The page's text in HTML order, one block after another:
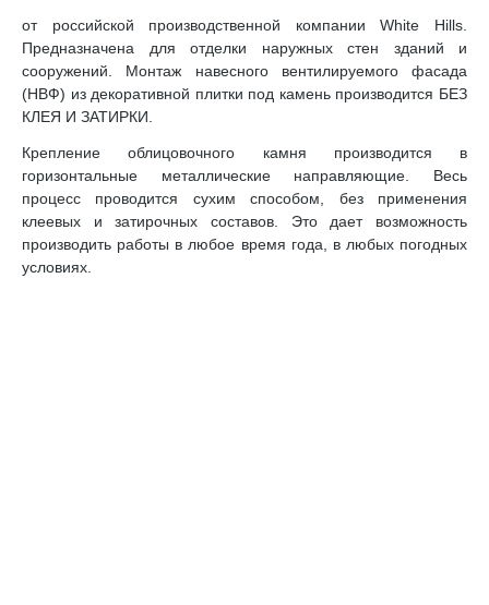
от российской производственной компании White Hills.
Предназначена для отделки наружных стен зданий и
сооружений. Монтаж навесного вентилируемого фасада
(НВФ) из декоративной плитки под камень производится БЕЗ
КЛЕЯ И ЗАТИРКИ.
Крепление облицовочного камня производится в
горизонтальные металлические направляющие. Весь
процесс проводится сухим способом, без применения
клеевых и затирочных составов. Это дает возможность
производить работы в любое время года, в любых погодных
условиях.